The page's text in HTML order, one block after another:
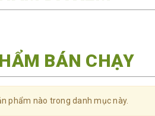
BÁN CHẠY
phẩm nào trong danh mục này.